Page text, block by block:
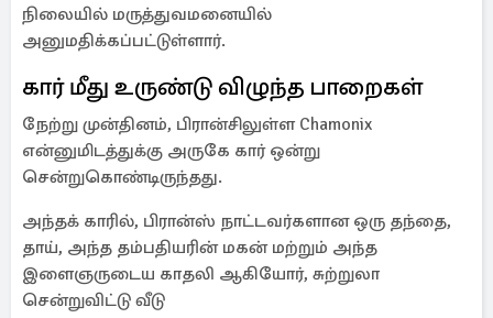
நிலையில் மருத்துவமனையில்
அனுமதிக்கப்பட்டுள்ளார்.
கார் மீது உருண்டு விழுந்த பாறைகள்
நேற்று முன்தினம், பிரான்சிலுள்ள Chamonix
என்னுமிடத்துக்கு அருகே கார் ஒன்று
சென்றுகொண்டிருந்தது.
அந்தக் காரில், பிரான்ஸ் நாட்டவர்களான ஒரு தந்தை,
தாய், அந்த தம்பதியரின் மகன் மற்றும் அந்த
இளைஞருடைய காதலி ஆகியோர், சுற்றுலா
சென்றுவிட்டு வீடு